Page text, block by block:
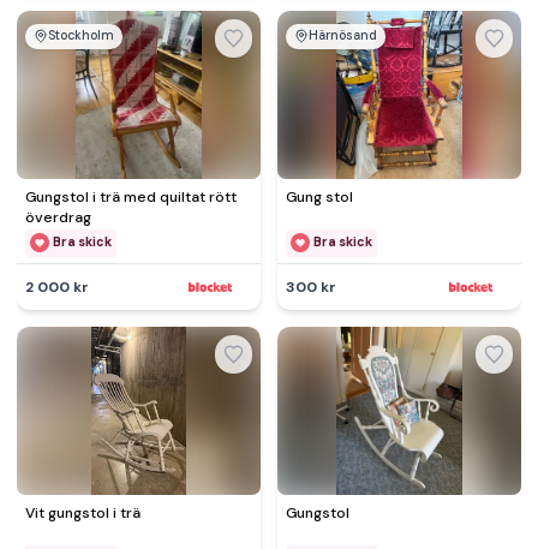
Stockholm
Gungstol i trä med quiltat rött
överdrag
Bra skick
2 000 kr
Härnösand
Gung stol
Bra skick
300 kr
Vit gungstol i trä Gungstol